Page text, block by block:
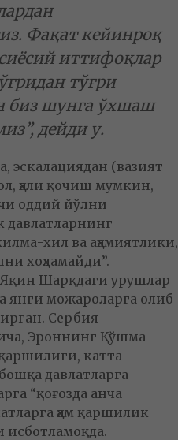
Фақат кейинроқ
иттифоқлар
тўғри
биз шунга ўхшаш
дейди у.
эскалациядан (вазият
ҳали қочиш мумкин,
оддий йўлни
давлатларнинг
хил ва аҳамиятлики,
хоҳламайди”.
Шарқдаги урушлар
янги можароларга олиб
Сербия
Эроннинг Қўшма
катта
давлатларга
“қоғозда анча
ҳам қаршилик